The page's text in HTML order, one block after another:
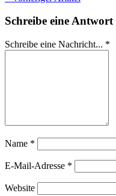
Schreibe eine Antwort
Schreibe eine Nachricht... *
Name *
E-Mail-Adresse *
Website